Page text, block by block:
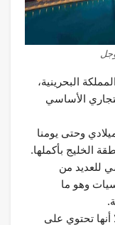
البحرينية،
الأساسي
وحتى يومنا
الخليج بأكملها.
للعديد من
وهو ما
أنها تحتوي على